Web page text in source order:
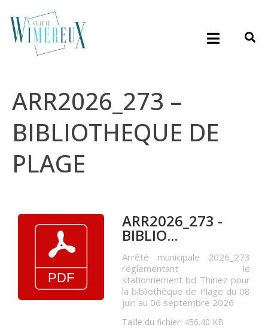
ARR2026_273 –
BIBLIOTHEQUE DE
PLAGE
ARR2026_273 -
BIBLIO...
Arrêté municipale 2026_273
réglementant le
stationnement bd Thiriez pour
la bibliothèque de Plage du 08
juin au 06 septembre 2026
Taille du fichier: 456.40 KB